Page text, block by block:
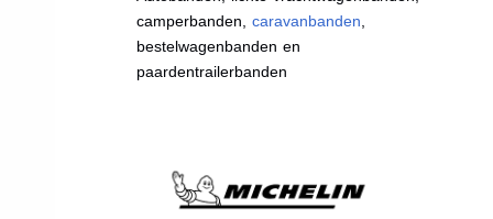
camperbanden, caravanbanden,
bestelwagenbanden en
paardentrailerbanden